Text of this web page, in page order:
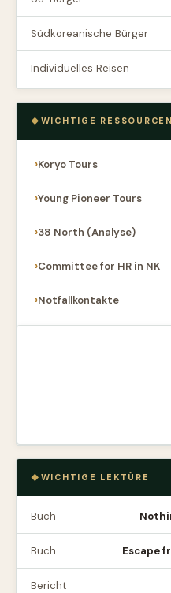
Südkoreanische Bürger
Individuelles Reisen
WICHTIGE RESSOURCEN
Koryo Tours
Young Pioneer Tours
38 North (Analyse)
Committee for HR in NK
Notfallkontakte
WICHTIGE LEKTÜRE
Buch
Buch Escape
Bericht